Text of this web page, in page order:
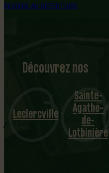
REVENIR AU RÉPERTOIRE
Découvrez nos
nicipalités
Leclercville
Sainte-
Agathe-
de-
Lotbinière